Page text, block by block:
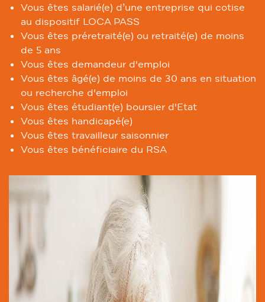
Vous êtes salarié(e) d’une entreprise qui cotise
au dispositif LOCA PASS
Vous êtes préretraité(e) ou retraité(e) de moins
de 5 ans
Vous êtes demandeur d'emploi
Vous êtes âgé(e) de moins de 30 ans en situation
ou recherche d'emploi
Vous êtes étudiant(e) boursier d'Etat
Vous êtes handicapé(e)
Vous êtes travailleur saisonnier
Vous êtes bénéficiaire du RSA